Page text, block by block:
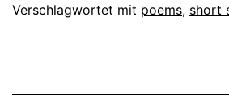
Verschlagwortet mit poems, short